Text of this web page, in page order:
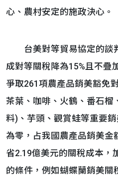
心、農村安定的施政決心。
台美對等貿易協定的談
成對等關稅降為15%且不疊
爭取261項農產品銷美豁免
茶葉、咖啡、火鶴、番石榴
料)、芋頭、觀賞蛙等重要
為零，占我國農產品銷美金
省2.19億美元的關稅成本，
的條件，例如蝴蝶蘭銷美關